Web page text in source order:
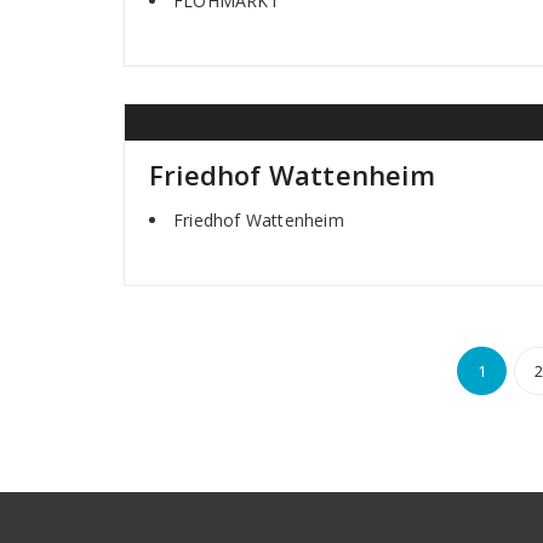
Friedhof Wattenheim
Friedhof Wattenheim
1 2